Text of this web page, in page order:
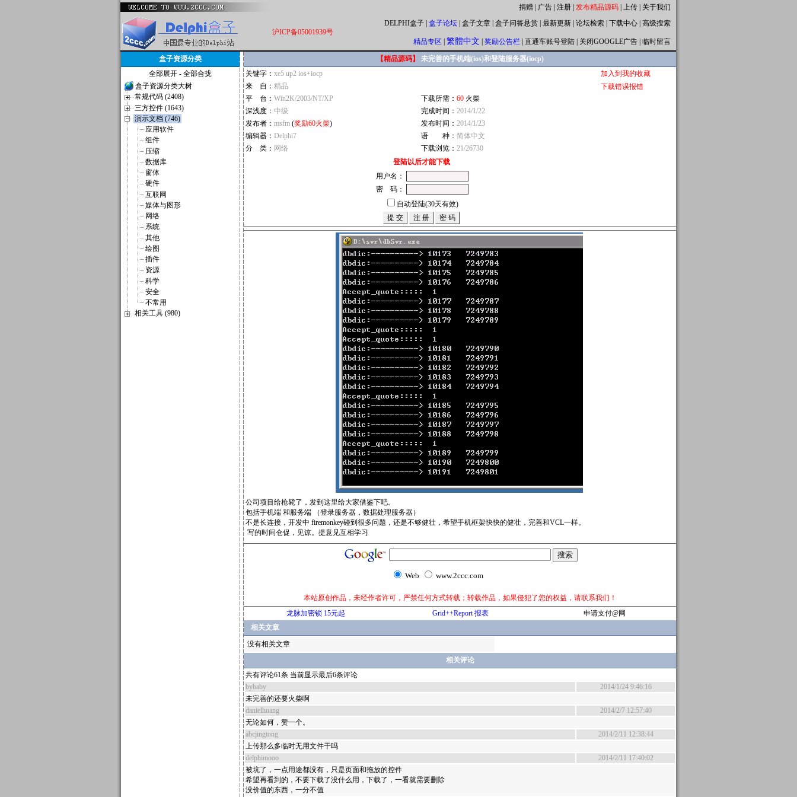
捐赠 广告 注册 发布精品源码 上传 关于我们
沪ICP备05001939号
DELPHI盒子 盒子论坛 盒子文章 盒子问答悬赏 最新更新 论坛检索 下载中心 高级搜索
精品专区 繁體中文 奖励公告栏 直通车账号登陆 关闭GOOGLE广告 临时留言
盒子资源分类
全部展开 - 全部合拢
盒子资源分类大树
常规代码 (2408)
三方控件 (1643)
演示文档 (746)
应用软件
组件
压缩
数据库
窗体
硬件
互联网
媒体与图形
网络
系统
其他
绘图
插件
资源
科学
安全
不常用
相关工具 (980)
【精品源码】
未完善的手机端(ios)和登陆服务器(iocp)
关键字： xe5 up2 ios+iocp
来 自： 精品
平 台： Win2K/2003/NT/XP 下载所需： 60 火柴
深浅度： 中级 完成时间： 2014/1/22
发布者： msfm (奖励60火柴) 发布时间： 2014/1/23
编辑器： Delphi7 语 种： 简体中文
分 类： 网络 下载浏览： 21/26730
加入到我的收藏
下载错误报错
登陆以后才能下载
用户名：
密 码：
自动登陆(30天有效)
公司项目给枪毙了，发到这里给大家借鉴下吧。
包括手机端 和服务端 （登录服务器，数据处理服务器）
不是长连接，开发中 firemonkey碰到很多问题，还是不够健壮，希望手机框架快快的健壮，完善和VCL一样。
写的时间仓促，见谅。提意见互相学习
Web www.2ccc.com
本站原创作品，未经作者许可，严禁任何方式转载；转载作品，如果侵犯了您的权益，请联系我们 ！
龙脉加密锁 15元起
Grid++Report 报表
申请支付@网
相关文章
没有相关文章
相关评论
共有评论61条 当前显示最后6条评论
bybaby
2014/1/24 9:46:16
未完善的还要火柴啊
danielhuang
2014/2/7 12:57:40
无论如何，赞一个。
abcjingtong
2014/2/11 12:38:44
上传那么多临时无用文件干吗
delphimooo
2014/2/11 17:40:02
被坑了，一点用途都没有，只是页面和拖放的控件
希望再看到的，不要下载了没什么用，下载了，一看就需要删除
没价值的东西，一分不值